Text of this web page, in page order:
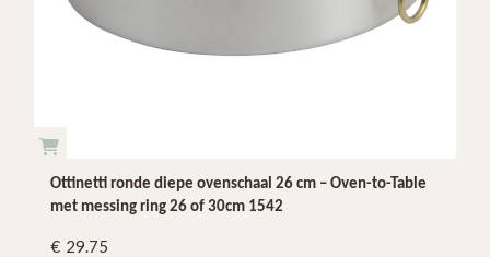
Ottinetti ronde diepe ovenschaal 26 cm – Oven-to-Table
met messing ring 26 of 30cm 1542
29.75